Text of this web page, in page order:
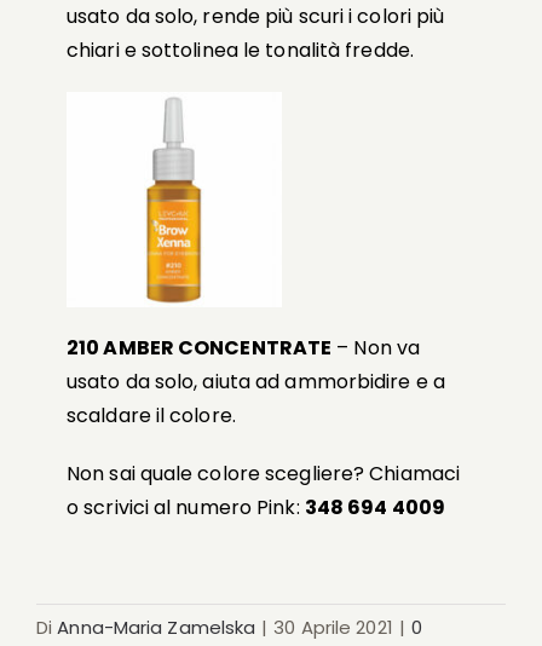
usato da solo, rende più scuri i colori più
chiari e sottolinea le tonalità fredde.
210 AMBER CONCENTRATE – Non va
usato da solo, aiuta ad ammorbidire e a
scaldare il colore.
Non sai quale colore scegliere? Chiamaci
o scrivici al numero Pink: 348 694 4009
DiAnna-Maria Zamelska | 30 Aprile 2021 | 0